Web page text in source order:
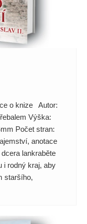
o knize Autor:
Výška:
Počet stran:
anotace
lankraběte
i rodný kraj, aby
staršího,